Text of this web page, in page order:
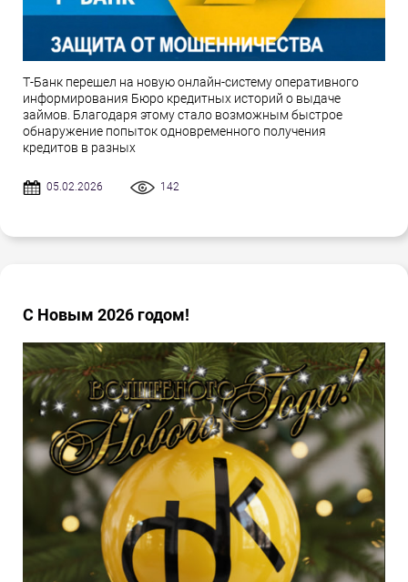
Т-Банк перешел на новую онлайн-систему оперативного
информирования Бюро кредитных историй о выдаче
займов. Благодаря этому стало возможным быстрое
обнаружение попыток одновременного получения
кредитов в разных
05.02.2026 142
С Новым 2026 годом!